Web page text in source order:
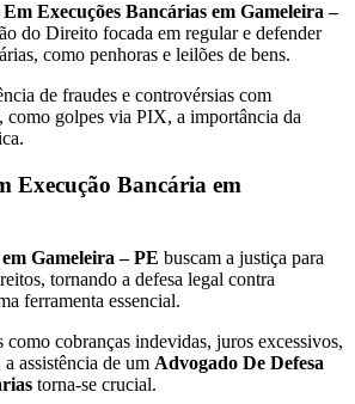
Execuções Bancárias em Gameleira –
do Direito focada em regular e defender
como penhoras e leilões de bens.
de fraudes e controvérsias com
como golpes via PIX, a importância da
Execução Bancária em
Gameleira – PE buscam a justiça para
tornando a defesa legal contra
ferramenta essencial.
como cobranças indevidas, juros excessivos,
assistência de um Advogado De Defesa
torna-se crucial.